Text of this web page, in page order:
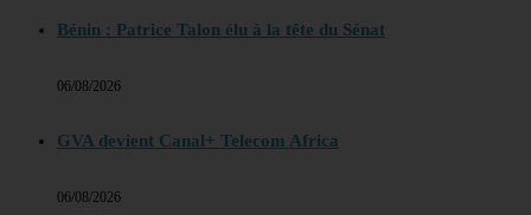
Bénin : Patrice Talon élu à la tête du Sénat
06/08/2026
GVA devient Canal+ Telecom Africa
06/08/2026